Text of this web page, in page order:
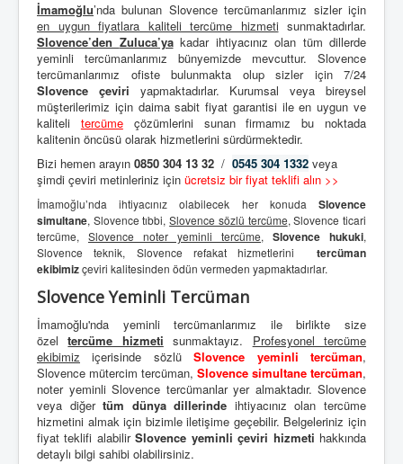
İmamoğlu’nda bulunan Slovence tercümanlarımız sizler için
en uygun fiyatlara kaliteli tercüme hizmetisunmaktadırlar.
Slovence’den Zuluca’yakadar ihtiyacınız olan tüm dillerde
yeminli tercümanlarımız bünyemizde mevcuttur. Slovence
tercümanlarımız ofiste bulunmakta olup sizler için 7/24
Slovence çeviri yapmaktadırlar. Kurumsal veya bireysel
müşterilerimiz için daima sabit fiyat garantisi ile en uygun ve
kaliteli tercümeçözümlerini sunan firmamız bu noktada
kalitenin öncüsü olarak hizmetlerini sürdürmektedir.
Bizi hemen arayın 0850 304 13 32 / 0545 304 1332 veya
şimdi çeviri metinleriniz için ücretsiz bir fiyat teklifi alın >>
İmamoğlu’nda ihtiyacınız olabilecek her konuda Slovence
simultane, Slovence tıbbi,Slovence sözlü tercüme, Slovence ticari
tercüme, Slovence noter yeminli tercüme, Slovence hukuki,
Slovence teknik, Slovence refakat hizmetlerini
tercüman
ekibimizçeviri kalitesinden ödün vermeden yapmaktadırlar.
Slovence Yeminli Tercüman
İmamoğlu'nda yeminli tercümanlarımız ile birlikte size
özeltercüme hizmeti sunmaktayız. Profesyonel tercüme
ekibimiz içerisinde sözlüSlovence yeminli tercüman,
Slovence mütercim tercüman, Slovence simultane tercüman,
noter yeminli Slovence tercümanlar yer almaktadır. Slovence
veya diğertüm dünya dillerinde ihtiyacınız olan tercüme
hizmetini almak için bizimle iletişime geçebilir. Belgeleriniz için
fiyat teklifi alabilirSlovence yeminli çeviri hizmeti hakkında
detaylı bilgi sahibi olabilirsiniz.